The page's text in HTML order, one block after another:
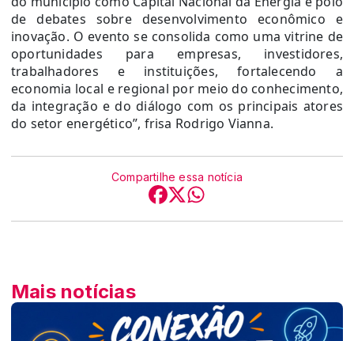
de debates sobre desenvolvimento econômico e
inovação. O evento se consolida como uma vitrine de
oportunidades para empresas, investidores,
trabalhadores e instituições, fortalecendo a
economia local e regional por meio do conhecimento,
da integração e do diálogo com os principais atores
do setor energético”, frisa Rodrigo Vianna.
Compartilhe essa notícia
Mais notícias